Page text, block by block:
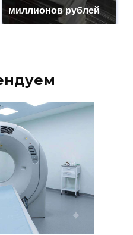
миллионов рублей